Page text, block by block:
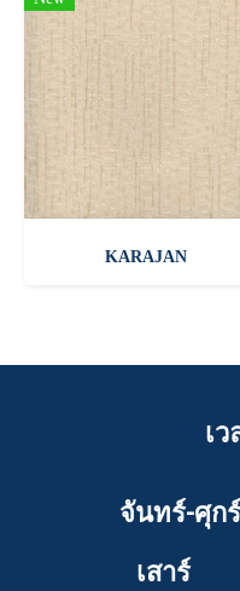
KARAJAN
เ
จันทร์-ศุก
เสาร์